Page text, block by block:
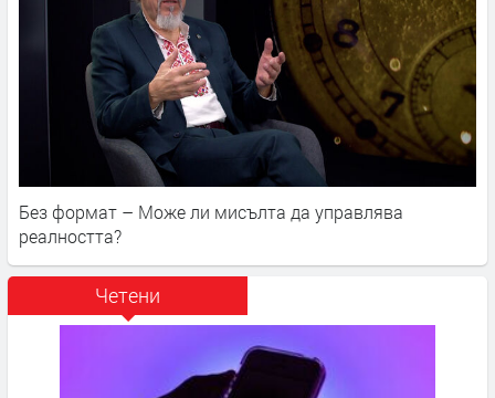
Без формат – Може ли мисълта да управлява
реалността?
Четени